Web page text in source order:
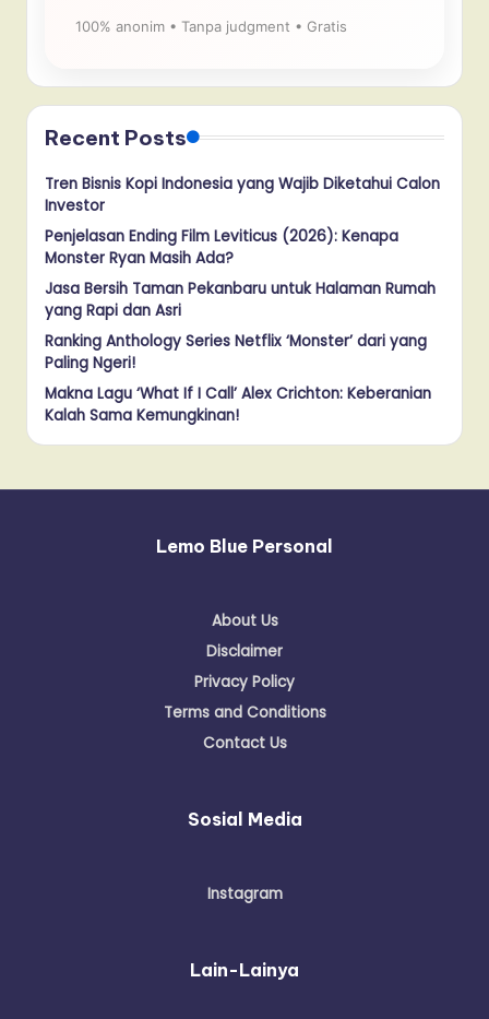
100% anonim • Tanpa judgment • Gratis
Recent Posts
Tren Bisnis Kopi Indonesia yang Wajib Diketahui Calon
Investor
Penjelasan Ending Film Leviticus (2026): Kenapa
Monster Ryan Masih Ada?
Jasa Bersih Taman Pekanbaru untuk Halaman Rumah
yang Rapi dan Asri
Ranking Anthology Series Netflix ‘Monster’ dari yang
Paling Ngeri!
Makna Lagu ‘What If I Call’ Alex Crichton: Keberanian
Kalah Sama Kemungkinan!
Lemo Blue Personal
About Us
Disclaimer
Privacy Policy
Terms and Conditions
Contact Us
Sosial Media
Instagram
Lain-Lainya